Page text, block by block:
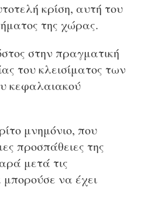
κρίση, αυτή του
της χώρας.
στην πραγματική
του κλεισίματος των
κεφαλαιακού
μνημόνιο, που
προσπάθειες της
μετά τις
να έχει